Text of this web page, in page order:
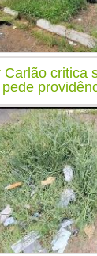
Carlão critica